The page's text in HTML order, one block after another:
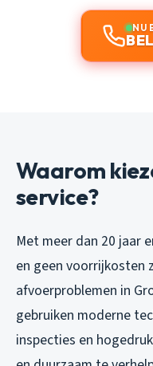
NU
Waarom
service?
Met meer dan 20 jaar
en geen voorrijkosten
afvoerproblemen in
gebruiken moderne
inspecties en